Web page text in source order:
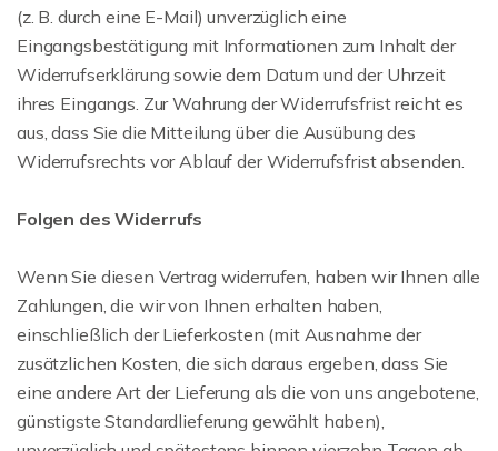
(z. B. durch eine E-Mail) unverzüglich eine
Eingangsbestätigung mit Informationen zum Inhalt der
Widerrufserklärung sowie dem Datum und der Uhrzeit
ihres Eingangs. Zur Wahrung der Widerrufsfrist reicht es
aus, dass Sie die Mitteilung über die Ausübung des
Widerrufsrechts vor Ablauf der Widerrufsfrist absenden.
Folgen des Widerrufs
Wenn Sie diesen Vertrag widerrufen, haben wir Ihnen alle
Zahlungen, die wir von Ihnen erhalten haben,
einschließlich der Lieferkosten (mit Ausnahme der
zusätzlichen Kosten, die sich daraus ergeben, dass Sie
eine andere Art der Lieferung als die von uns angebotene,
günstigste Standardlieferung gewählt haben),